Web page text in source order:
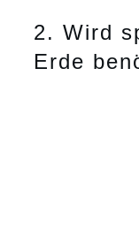
2. Wird
Erde